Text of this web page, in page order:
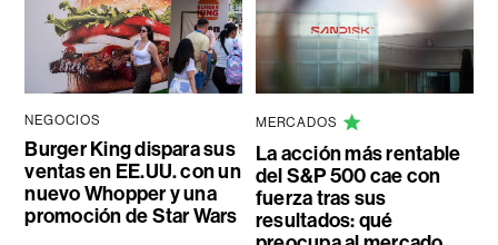
NEGOCIOS
Burger King dispara sus
ventas en EE.UU. con un
nuevo Whopper y una
promoción de Star Wars
MERCADOS
La acción más rentable
del S&P 500 cae con
fuerza tras sus
resultados: qué